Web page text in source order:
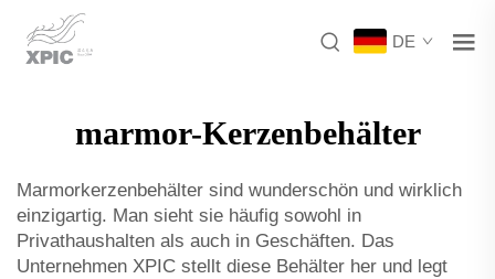
DE
marmor-Kerzenbehälter
Marmorkerzenbehälter sind wunderschön und wirklich
einzigartig. Man sieht sie häufig sowohl in
Privathaushalten als auch in Geschäften. Das
Unternehmen XPIC stellt diese Behälter her und legt